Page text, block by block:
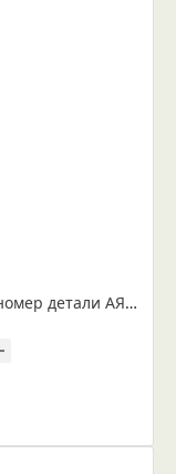
Рессора на геофизический прибор (номер детали АЯЖ 8.387.231)